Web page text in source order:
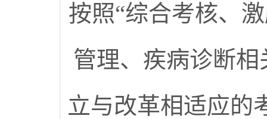
按照“综合考核、
管理、疾病诊断
立与改革相适应的